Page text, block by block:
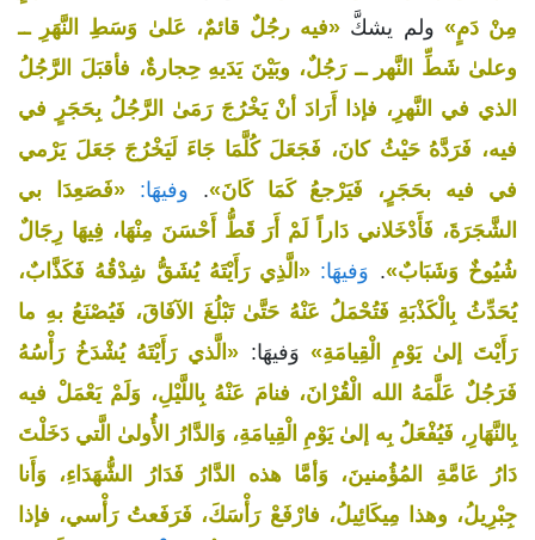
مِنْ دَمٍ» ولم يشكَّ «فيه رجُلٌ قائمٌ، عَلىٰ وَسَطِ النَّهَرِ ــ
وعلىٰ شَطِّ النَّهر ــ رَجُلٌ، وبَيْنَ يَدَيهِ حِجارةٌ، فأقبَلَ الرَّجُلُ
الذي في النَّهرِ، فإذا أَرَادَ أنْ يَخْرُجَ رَمَىٰ الرَّجُلُ بِحَجَرٍ في
فيه، فَرَدَّهُ حَيْثُ كانَ، فَجَعَلَ كُلَّمَا جَاءَ لَيَخْرُجَ جَعَلَ يَرْمي
في فيه بحَجَرٍ، فَيَرْجعُ كَمَا كَانَ». وفيهَا:
«فَصَعِدَا بي
الشَّجَرَةَ، فَأَدْخَلاني دَاراً لَمْ أَرَ قَطُّ أَحْسَنَ مِنْهَا، فِيهَا رِجَالٌ
شُيُوخٌ وَشَبَابٌ». وَفيهَا: «الَّذِي رَأَيْتَهُ يُشَقُّ شِدْقُهُ فَكَذَّابٌ،
يُحَدِّثُ بِالْكَذْبَةِ فَتُحْمَلُ عَنْهُ حَتَّىٰ تَبْلُغَ الآفَاقَ، فَيُصْنَعُ بهِ ما
رَأَيْتَ إلىٰ يَوْمِ الْقِيامَةِ» وَفيهَا: «الَّذي رَأَيْتَهُ يُشْدَخُ رَأْسُهُ
فَرَجُلٌ عَلَّمَهُ الله الْقُرْانَ، فنامَ عَنْهُ بِاللَّيْلِ، وَلَمْ يَعْمَلْ فيه
بِالنَّهَارِ، فَيُفْعَلُ بِه إلىٰ يَوْمِ الْقِيامَةِ، وَالدَّارُ الأُولىٰ الَّتي دَخَلْتَ
دَارُ عَامَّةِ المُؤُمنينَ، وَأمَّا هذه الدَّارُ فَدَارُ الشُّهَدَاءِ، وَأَنا
جِبْرِيلُ، وهذا مِيكَائِيلُ، فارْفَعْ رَأْسَكَ، فَرَفَعتُ رَأْسي، فإذا